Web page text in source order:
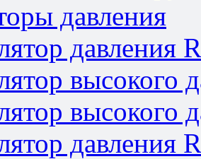
давления
давления
высокого
высокого
давления